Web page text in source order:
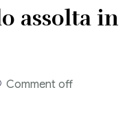
assolta in
Comment off